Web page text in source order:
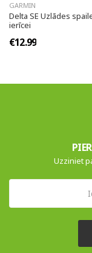
GARMIN
Delta SE Uzlādes
ierīcei
€12.99
Uzziniet